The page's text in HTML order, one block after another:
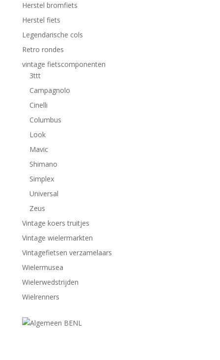
Herstel bromfiets
Herstel fiets
Legendarische cols
Retro rondes
vintage fietscomponenten
3ttt
Campagnolo
Cinelli
Columbus
Look
Mavic
Shimano
Simplex
Universal
Zeus
Vintage koers truitjes
Vintage wielermarkten
Vintagefietsen verzamelaars
Wielermusea
Wielerwedstrijden
Wielrenners